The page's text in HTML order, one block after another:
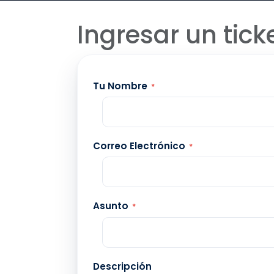
Ingresar un
Tu Nombre *
Correo Electrónico *
Asunto *
Descripción